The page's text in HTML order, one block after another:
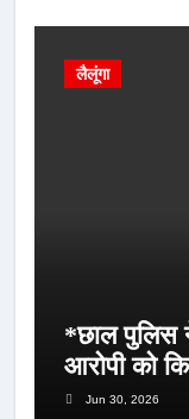
लैलूंगा
*छाल पुलिस
आरोपी को
Jun 30, 2026